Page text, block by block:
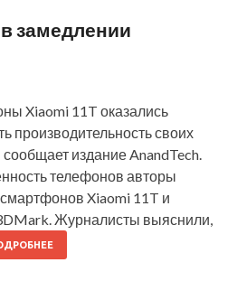
замедлении
Xiaomi 11T оказались
производительность своих
издание AnandTech.
телефонов авторы
Xiaomi 11T и
Журналисты выяснили,